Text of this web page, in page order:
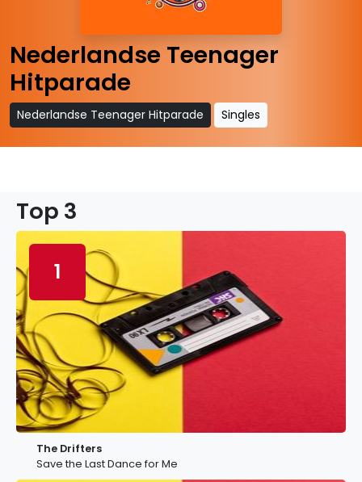
Nederlandse Teenager
Hitparade
Nederlandse Teenager Hitparade Singles
Top 3
1
The Drifters
Save the Last Dance for Me